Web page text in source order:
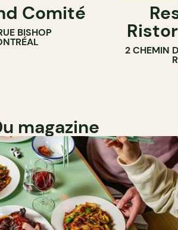
Comité
BISHOP
2 CHEMIN
magazine